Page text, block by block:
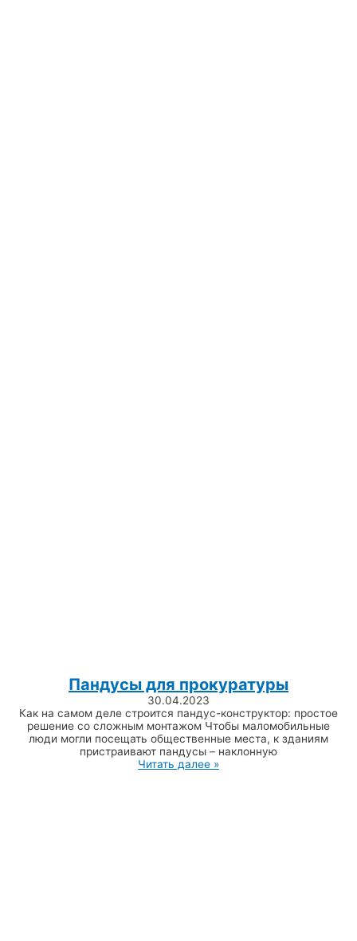
Пандусы для прокуратуры
30.04.2023
Как на самом деле строится пандус-конструктор: простое
решение со сложным монтажом Чтобы маломобильные
люди могли посещать общественные места, к зданиям
пристраивают пандусы – наклонную
Читать далее »